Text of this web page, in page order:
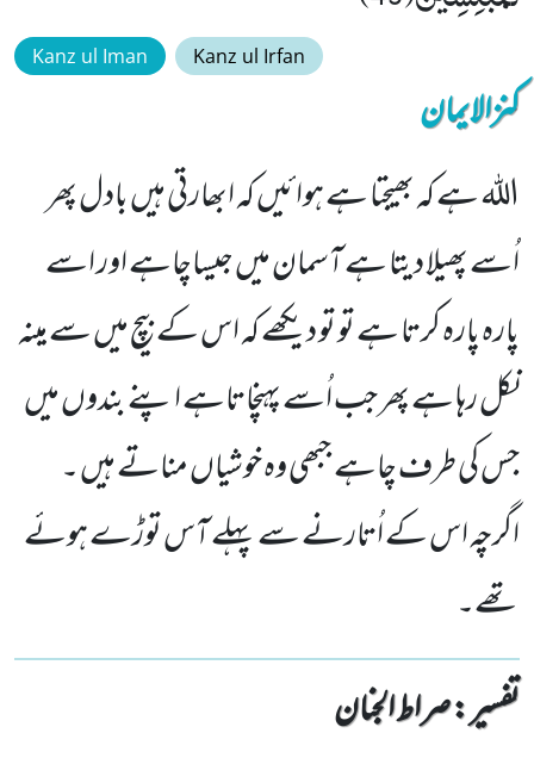
Kanz ul Iman Kanz ul Irfan
کنزالایمان
الله ہے کہ بھیجتا ہے ہوائیں کہ ابھارتی ہیں بادل پھر
اُسے پھیلا دیتا ہے آسمان میں جیساچاہے اور اسے
پارہ پارہ کرتا ہے تو تو دیکھے کہ اس کے بیچ میں سے مینہ
نکل رہا ہے پھر جب اُسے پہنچاتاہے اپنے بندوں میں
جس کی طرف چاہے جبھی وہ خوشیاں مناتے ہیں ۔
اگرچہ اس کے اُتارنے سے پہلے آس توڑے ہوئے
تھے۔
تفسیر : ‎صراط الجنان